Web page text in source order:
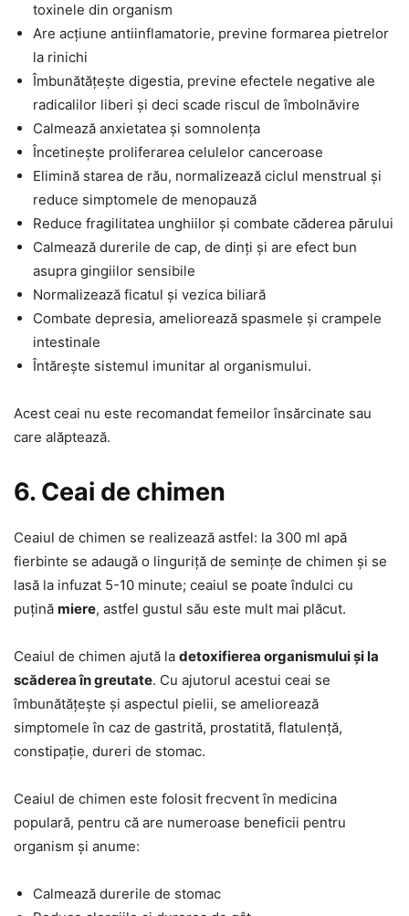
toxinele din organism
Are acțiune antiinflamatorie, previne formarea pietrelor
la rinichi
Îmbunătățește digestia, previne efectele negative ale
radicalilor liberi și deci scade riscul de îmbolnăvire
Calmează anxietatea și somnolența
Încetinește proliferarea celulelor canceroase
Elimină starea de rău, normalizează ciclul menstrual și
reduce simptomele de menopauză
Reduce fragilitatea unghiilor și combate căderea părului
Calmează durerile de cap, de dinți și are efect bun
asupra gingiilor sensibile
Normalizează ficatul și vezica biliară
Combate depresia, ameliorează spasmele și crampele
intestinale
Întărește sistemul imunitar al organismului.
Acest ceai nu este recomandat femeilor însărcinate sau
care alăptează.
6. Ceai de chimen
Ceaiul de chimen se realizează astfel: la 300 ml apă
fierbinte se adaugă o linguriță de semințe de chimen și se
lasă la infuzat 5-10 minute; ceaiul se poate îndulci cu
puțină miere, astfel gustul său este mult mai plăcut.
Ceaiul de chimen ajută la detoxifierea organismului și la
scăderea în greutate. Cu ajutorul acestui ceai se
îmbunătățește și aspectul pielii, se ameliorează
simptomele în caz de gastrită, prostatită, flatulență,
constipație, dureri de stomac.
Ceaiul de chimen este folosit frecvent în medicina
populară, pentru că are numeroase beneficii pentru
organism și anume:
Calmează durerile de stomac